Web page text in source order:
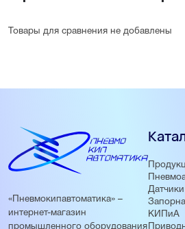
Товары для сравнения не добавлены
«Пневмокипавтоматика» –
интернет-магазин
промышленного оборудования
Датчики
КИПиА